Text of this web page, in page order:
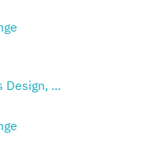
Design, ...